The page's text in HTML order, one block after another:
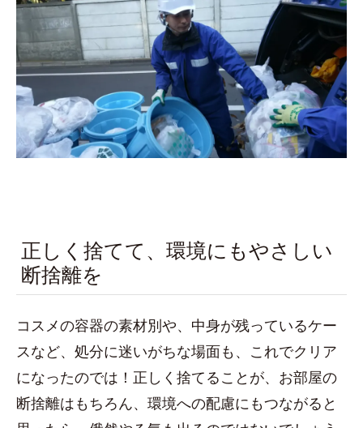
正しく捨てて、環境にもやさしい
断捨離を
コスメの容器の素材別や、中身が残っているケー
スなど、処分に迷いがちな場面も、これでクリア
になったのでは！正しく捨てることが、お部屋の
断捨離はもちろん、環境への配慮にもつながると